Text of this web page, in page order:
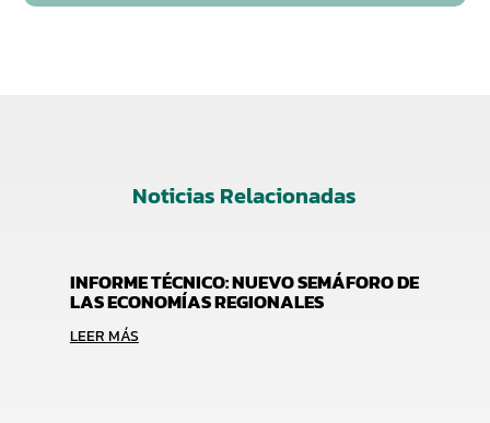
Noticias Relacionadas
INFORME TÉCNICO: NUEVO SEMÁFORO DE
LAS ECONOMÍAS REGIONALES
LEER MÁS